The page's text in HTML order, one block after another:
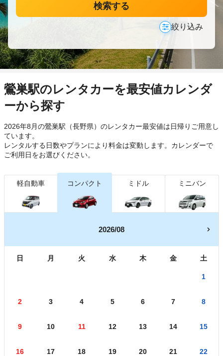
検索する
絞り込み
鶯巣駅のレンタカーを最安値カレンダ
ーから探す
2026年8月の鶯巣駅（長野県）のレンタカー最安値は日帰り ご用意し
ています。
レンタルする日数やプランにより料金は変動します。カレンダーで
ご利用日をお選びください。
軽自動車 コンパクト ミドル ミニバン
2026/08
日 月 火 水 木 金 土
1
2 3 4 5 6 7 8
9 10 11 12 13 14 15
16 17 18 19 20 21 22